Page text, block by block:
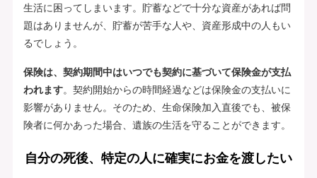
生活に困ってしまいます。貯蓄などで十分な資産があれば問
題はありませんが、貯蓄が苦手な人や、資産形成中の人もい
るでしょう。
保険は、契約期間中はいつでも契約に基づいて保険金が支払
われます。契約開始からの時間経過などは保険金の支払いに
影響がありません。そのため、生命保険加入直後でも、被保
険者に何かあった場合、遺族の生活を守ることができます。
自分の死後、特定の人に確実にお金を渡したい